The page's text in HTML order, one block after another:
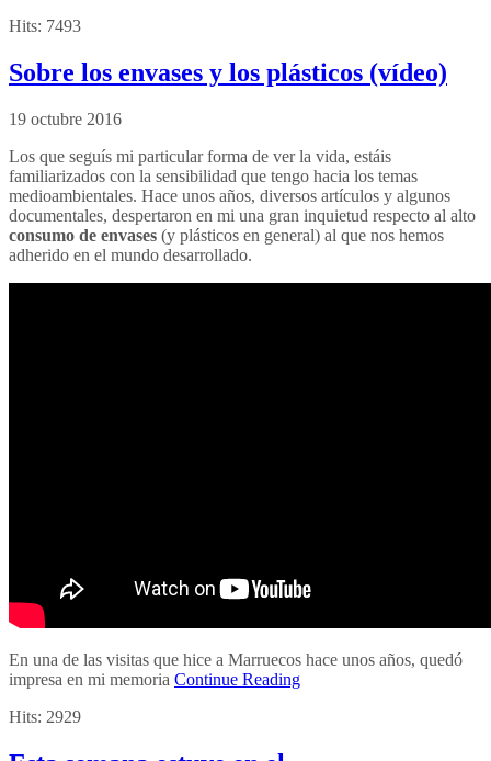
Hits: 7493
Sobre los envases y los plásticos (vídeo)
19 octubre 2016
Los que seguís mi particular forma de ver la vida, estáis
familiarizados con la sensibilidad que tengo hacia los temas
medioambientales. Hace unos años, diversos artículos y algunos
documentales, despertaron en mi una gran inquietud respecto al alto
consumo de envases (y plásticos en general) al que nos hemos
adherido en el mundo desarrollado.
En una de las visitas que hice a Marruecos hace unos años, quedó
impresa en mi memoria Continue Reading
Hits: 2929